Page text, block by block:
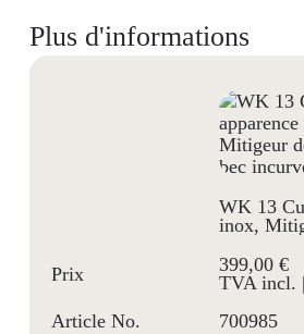
Plus d'informations
WK 13
inox,
Prix
399,00 €
TVA incl.
Article No.
700985